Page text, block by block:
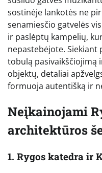
sostinėje lankotės ne
senamiesčio gatvelės
ir paslėptų kampelių,
nepastebėjote.
tobulą pasivaikščiojimą
objektų, detaliai
formuoja autentišką ir
Neįkainojami
architektūros
1. Rygos katedra ir